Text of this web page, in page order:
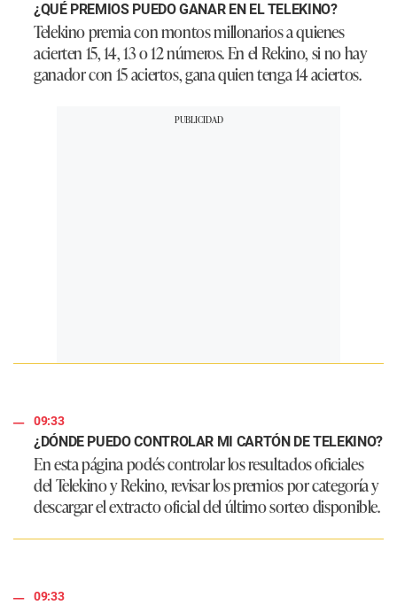
¿QUÉ PREMIOS PUEDO GANAR EN EL TELEKINO?
Telekino premia con montos millonarios a quienes
acierten 15, 14, 13 o 12 números. En el Rekino, si no hay
ganador con 15 aciertos, gana quien tenga 14 aciertos.
09:33
¿DÓNDE PUEDO CONTROLAR MI CARTÓN DE TELEKINO?
En esta página podés controlar los resultados oficiales
del Telekino y Rekino, revisar los premios por categoría y
descargar el extracto oficial del último sorteo disponible.
09:33